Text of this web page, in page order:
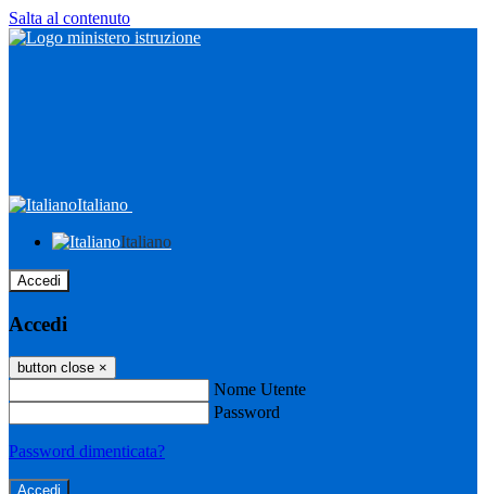
Salta al contenuto
Italiano
Italiano
Accedi
Accedi
button close ×
Nome Utente
Password
Password dimenticata?